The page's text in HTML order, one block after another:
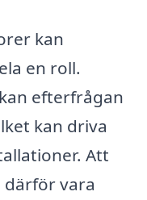
kan
en roll.
efterfrågan
kan driva
Att
vara